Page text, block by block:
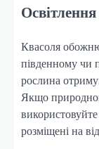
Освітлення
Квасоля
південному чи
рослина
Якщо
розміщені на